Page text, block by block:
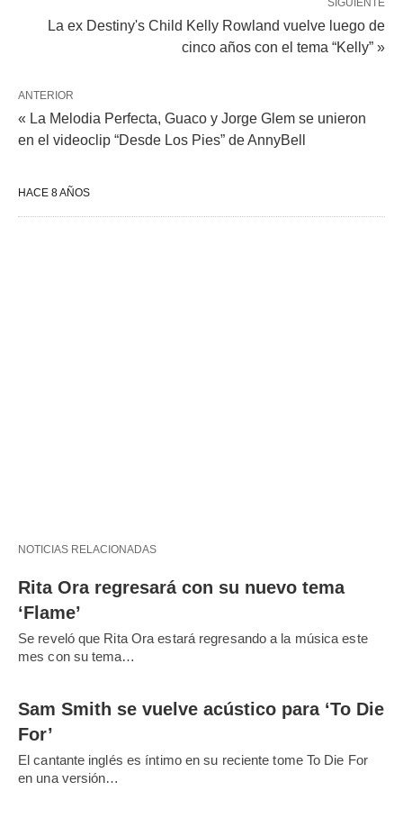
La ex Destiny's Child Kelly Rowland vuelve luego de
cinco años con el tema “Kelly” »
ANTERIOR
« La Melodia Perfecta, Guaco y Jorge Glem se unieron
en el videoclip “Desde Los Pies” de AnnyBell
HACE 8 AÑOS
NOTICIAS RELACIONADAS
Rita Ora regresará con su nuevo tema
‘Flame’
Se reveló que Rita Ora estará regresando a la música este
mes con su tema…
Sam Smith se vuelve acústico para ‘To Die
For’
El cantante inglés es íntimo en su reciente tome To Die For
en una versión…